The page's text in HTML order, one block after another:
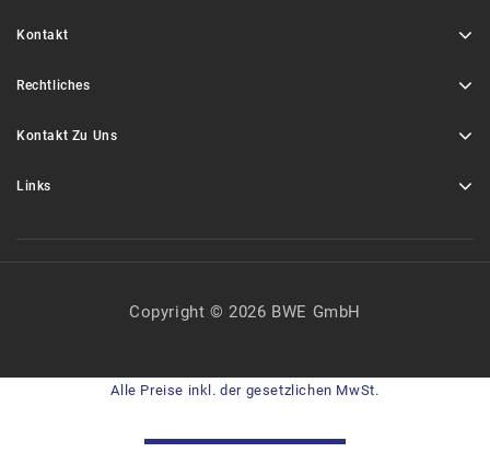
Kontakt
Rechtliches
Kontakt Zu Uns
Links
Copyright © 2026 BWE GmbH
Alle Preise inkl. der gesetzlichen MwSt.